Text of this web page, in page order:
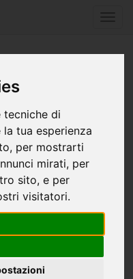
tecniche di
tua esperienza
per mostrarti
mirati, per
sito, e per
visitatori.